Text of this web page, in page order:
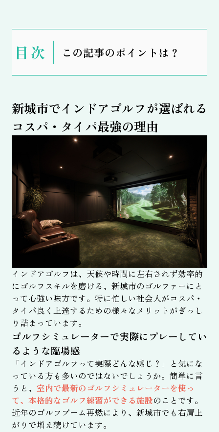
この記事のポイントは？
表
示
新城市でインドアゴルフが選ばれる
コスパ・タイパ最強の理由
インドアゴルフは、天候や時間に左右されず効率的
にゴルフスキルを磨ける、新城市のゴルファーにと
って心強い味方です。特に忙しい社会人がコスパ・
タイパ良く上達するための様々なメリットがぎっし
り詰まっています。
ゴルフシミュレーターで実際にプレーしてい
るような臨場感
「インドアゴルフって実際どんな感じ？」と気にな
っている方も多いのではないでしょうか。簡単に言
うと、 室内で最新のゴルフシミュレーターを使っ
て、本格的なゴルフ練習ができる施設のことです。
近年のゴルフブーム再燃により、新城市でも右肩上
がりで増え続けています。